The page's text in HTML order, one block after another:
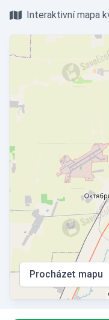
Interaktivní mapa
Procházet mapu